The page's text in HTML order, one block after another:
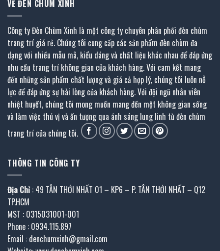
VỀ ĐÈN CHÙM XINH
Công ty Đèn Chùm Xinh là một công ty chuyên phân phối đèn chùm
trang trí giá rẻ. Chúng tôi cung cấp các sản phẩm đèn chùm đa
dạng với nhiều mẫu mã, kiểu dáng và chất liệu khác nhau để đáp ứng
nhu cầu trang trí không gian của khách hàng. Với cam kết mang
đến những sản phẩm chất lượng và giá cả hợp lý, chúng tôi luôn nỗ
lực để đáp ứng sự hài lòng của khách hàng. Với đội ngũ nhân viên
nhiệt huyết, chúng tôi mong muốn mang đến một không gian sống
và làm việc thú vị và ấn tượng qua ánh sáng lung linh từ đèn chùm
trang trí của chúng tôi.
THÔNG TIN CÔNG TY
Địa Chỉ : 49 TÂN THỚI NHẤT 01 – KP6 – P. TÂN THỚI NHẤT – Q12
TP.HCM
MST : 0315031001-001
Phone : 0934.115.897
Email : denchumxinh@gmail.com